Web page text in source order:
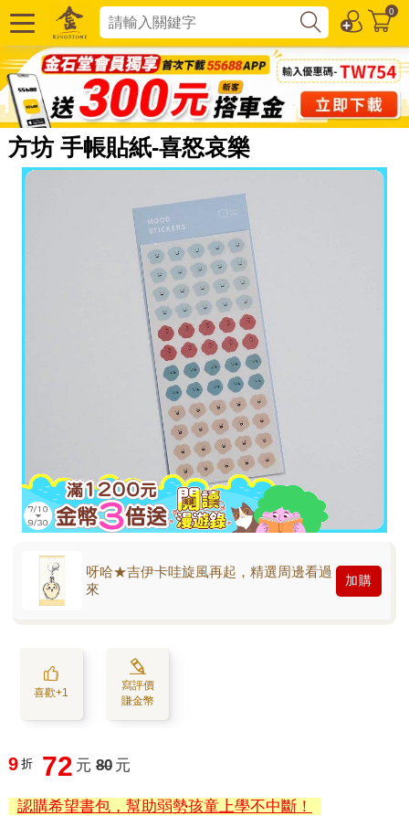
0
方坊 手帳貼紙-喜怒哀樂
呀哈★吉伊卡哇旋風再起，精選周邊看過
來
加購
喜歡+1
寫評價
賺金幣
9 折 72 元 80 元
認購希望書包，幫助弱勢孩童上學不中斷！